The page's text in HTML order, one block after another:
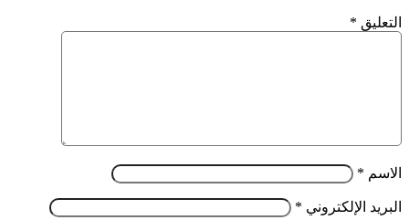
التعليق *
الاسم *
البريد الإلكتروني *